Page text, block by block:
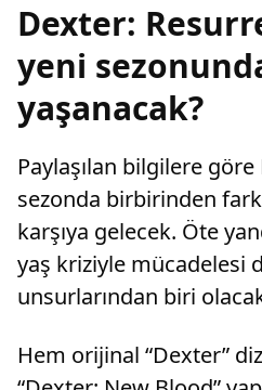
Dexter:
yeni
yaşanacak?
Paylaşılan bilgilere
sezonda birbirinden
karşıya gelecek. Öte
yaş kriziyle mücadelesi
unsurlarından biri
Hem orijinal “Dexter”